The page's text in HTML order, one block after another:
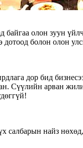
байгаа олон зуун
дотоод болон олон
дор бид
Сүүлийн арван
найз